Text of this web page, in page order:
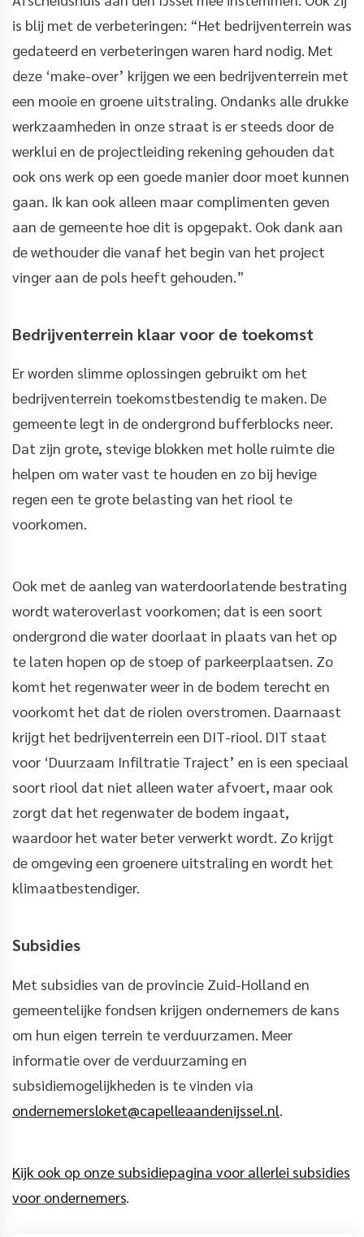
is blij met de verbeteringen: “Het bedrijventerrein was
gedateerd en verbeteringen waren hard nodig. Met
deze ‘make-over’ krijgen we een bedrijventerrein met
een mooie en groene uitstraling. Ondanks alle drukke
werkzaamheden in onze straat is er steeds door de
werklui en de projectleiding rekening gehouden dat
ook ons werk op een goede manier door moet kunnen
gaan. Ik kan ook alleen maar complimenten geven
aan de gemeente hoe dit is opgepakt. Ook dank aan
de wethouder die vanaf het begin van het project
vinger aan de pols heeft gehouden.”
Bedrijventerrein klaar voor de toekomst
Er worden slimme oplossingen gebruikt om het
bedrijventerrein toekomstbestendig te maken. De
gemeente legt in de ondergrond bufferblocks neer.
Dat zijn grote, stevige blokken met holle ruimte die
helpen om water vast te houden en zo bij hevige
regen een te grote belasting van het riool te
voorkomen.
Ook met de aanleg van waterdoorlatende bestrating
wordt wateroverlast voorkomen; dat is een soort
ondergrond die water doorlaat in plaats van het op
te laten hopen op de stoep of parkeerplaatsen. Zo
komt het regenwater weer in de bodem terecht en
voorkomt het dat de riolen overstromen. Daarnaast
krijgt het bedrijventerrein een DIT-riool. DIT staat
voor ‘Duurzaam Infiltratie Traject’ en is een speciaal
soort riool dat niet alleen water afvoert, maar ook
zorgt dat het regenwater de bodem ingaat,
waardoor het water beter verwerkt wordt. Zo krijgt
de omgeving een groenere uitstraling en wordt het
klimaatbestendiger.
Subsidies
Met subsidies van de provincie Zuid-Holland en
gemeentelijke fondsen krijgen ondernemers de kans
om hun eigen terrein te verduurzamen. Meer
informatie over de verduurzaming en
subsidiemogelijkheden is te vinden via
ondernemersloket@capelleaandenijssel.nl.
Kijk ook op onze subsidiepagina voor allerlei subsidies
voor ondernemers.